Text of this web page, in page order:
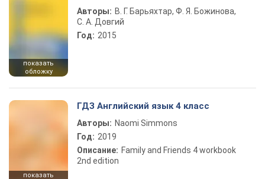
показать
обложку
Авторы: В. Г. Барьяхтар, Ф. Я. Божинова,
С. А. Довгий
Год: 2015
показать
ГДЗ Английский язык 4 класс
Авторы: Naomi Simmons
Год: 2019
Описание: Family and Friends 4 workbook
2nd edition